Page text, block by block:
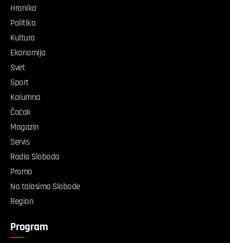
Hronika
Politika
Kultura
Ekonomija
Svet
Sport
Kolumna
Čačak
Magazin
Servis
Radio Sloboda
Promo
Na talasima Slobode
Region
Program